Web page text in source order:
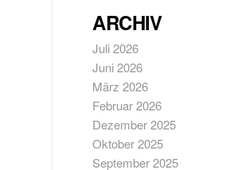
ARCHIV
Juli 2026
Juni 2026
März 2026
Februar 2026
Dezember 2025
Oktober 2025
September 2025